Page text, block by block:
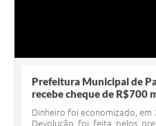
Prefeitura Municipal de
recebe cheque de R$700
Dinheiro foi economizado, em
Devolução foi feita pelos